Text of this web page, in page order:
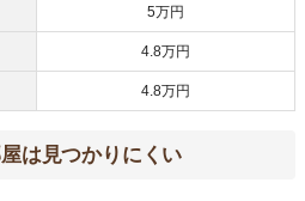
5万円
4.8万円
4.8万円
は見つかりにくい